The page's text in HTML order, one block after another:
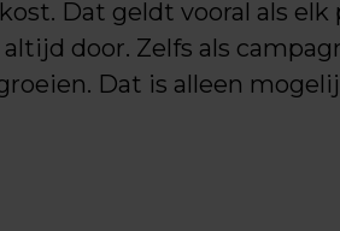
Dat geldt vooral als
door. Zelfs als
Dat is alleen